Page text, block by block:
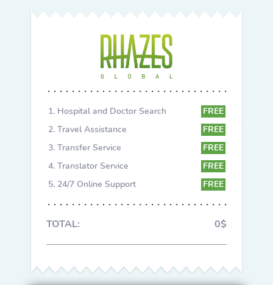
Hospital and Doctor Search
FREE
Travel Assistance
FREE
Transfer Service
FREE
Translator Service
FREE
24/7 Online Support
FREE
TOTAL: 0$